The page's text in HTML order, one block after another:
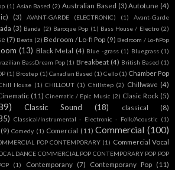
(1) Asian Based (2) Australian Based (3) Autotune (4)
(3) AVANT-GARDE (ELECTRONIC) (1)
Avant-Garde
(3) Banda (2) Baroque Pop (1) Bass House / Electro (2)
(7) Beats (2) Bedroom / Lo-fi Pop (9) Bedroom / Lo-fiPop
(13) Black Metal (4) Blue -grass (1) Bluegrass (1)
BassDream Pop (1) Breakbeat (4) British Based (1)
(1) Brostep (1) Canadian Based (1) Cello (1) Chamber Pop
House (1) CHILLOUT (1) Chillstep (2) Chillwave (4)
(11) Cinematic / Epic Music (2) Clasic Rock (5)
Classic Sound (18) classical (8)
Classical/Instrumental - Electronic - Folk/Acoustic (1)
(9) Comedy (1) Comercial (11) Commercial (100)
POP CONTEMPORARY (1) Commercial Vocal
DANCE COMMERCIAL POP CONTEMPORARY POP POP
(1) Contemporany (7) Contemporany Pop (11)